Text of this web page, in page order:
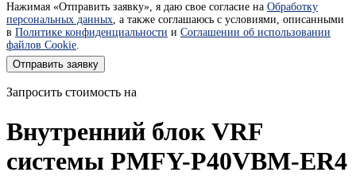
Нажимая «Отправить заявку», я даю свое согласие на Обработку
персональных данных, а также соглашаюсь с условиями, описанными
в Политике конфиденциальности и Соглашении об использовании
файлов Cookie.
Отправить заявку
Запросить стоимость на
Внутренний блок VRF
системы PMFY-P40VBM-ER4